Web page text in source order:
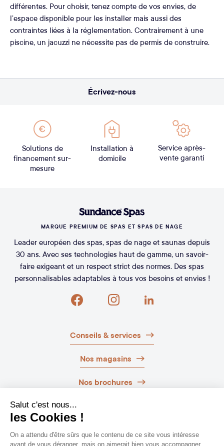
différentes. Pour choisir, tenez compte de vos envies, de
l’espace disponible pour les installer mais aussi des
contraintes liées à la réglementation. Contrairement à une
piscine, un jacuzzi ne nécessite pas de permis de construire.
Écrivez-nous
Solutions de
financement sur-
mesure
Installation à
domicile
Service après-
vente garanti
MARQUE PREMIUM DE SPAS ET SPAS DE NAGE
Leader européen des spas, spas de nage et saunas depuis
30 ans. Avec ses technologies haut de gamme, un savoir-
faire exigeant et un respect strict des normes. Des spas
personnalisables adaptables à tous vos besoins et envies !
Conseils & services
Nos magasins
Nos brochures